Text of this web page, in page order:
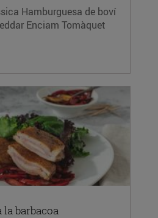
Hamburguesa de boví
Enciam Tomàquet
barbacoa